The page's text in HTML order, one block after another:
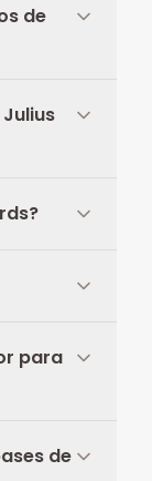
de
para
de